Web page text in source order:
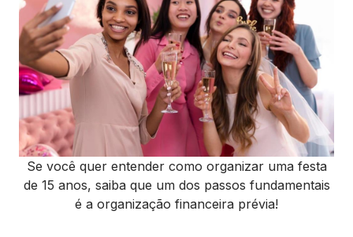
Se você quer entender como organizar uma festa
de 15 anos, saiba que um dos passos fundamentais
é a organização financeira prévia!